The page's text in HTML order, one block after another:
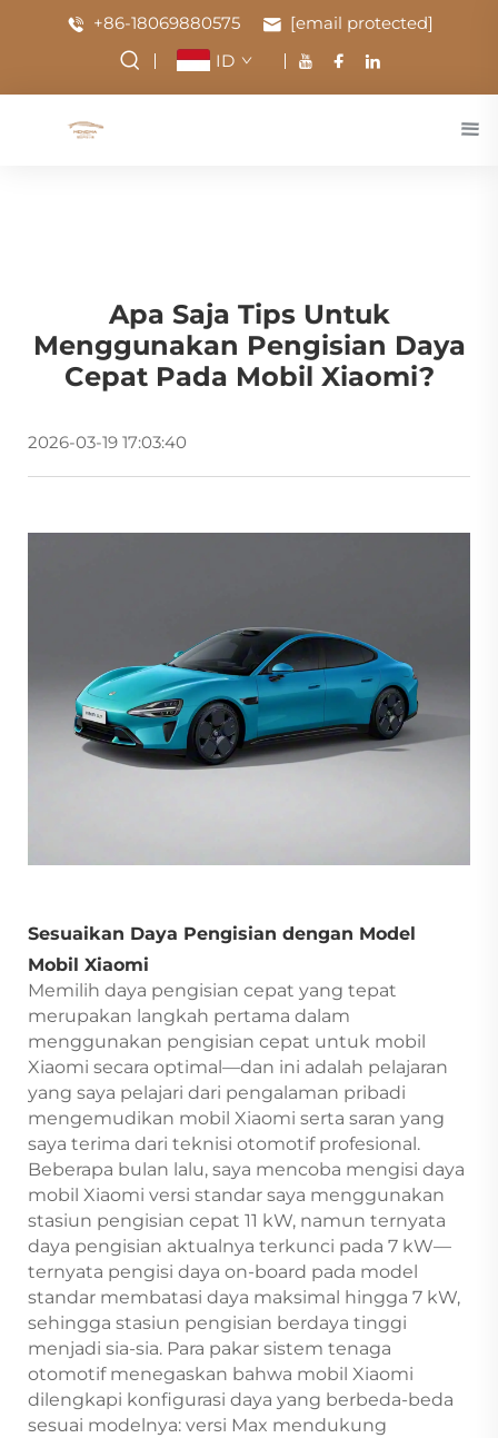
+86-18069880575
[email protected]
ID
Apa Saja Tips Untuk
Menggunakan Pengisian Daya
Cepat Pada Mobil Xiaomi?
2026-03-19 17:03:40
Sesuaikan Daya Pengisian dengan Model
Mobil Xiaomi
Memilih daya pengisian cepat yang tepat
merupakan langkah pertama dalam
menggunakan pengisian cepat untuk mobil
Xiaomi secara optimal—dan ini adalah pelajaran
yang saya pelajari dari pengalaman pribadi
mengemudikan mobil Xiaomi serta saran yang
saya terima dari teknisi otomotif profesional.
Beberapa bulan lalu, saya mencoba mengisi daya
mobil Xiaomi versi standar saya menggunakan
stasiun pengisian cepat 11 kW, namun ternyata
daya pengisian aktualnya terkunci pada 7 kW—
ternyata pengisi daya on-board pada model
standar membatasi daya maksimal hingga 7 kW,
sehingga stasiun pengisian berdaya tinggi
menjadi sia-sia. Para pakar sistem tenaga
otomotif menegaskan bahwa mobil Xiaomi
dilengkapi konfigurasi daya yang berbeda-beda
sesuai modelnya: versi Max mendukung